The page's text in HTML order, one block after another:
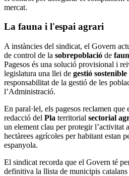
mercat.
La fauna i l'espai agrari
A instàncies del sindicat, el Govern
de control de la sobrepoblació de
Pagesos és una solució provisional i
legislatura una llei de gestió sostenible
responsabilitat de la gestió de les
l’Administració.
En paral·lel, els pagesos reclamen que
redacció del Pla territorial sectorial
un element clau per protegir l’activitat
hectàrees agrícoles per habitant estan
espanyola.
El sindicat recorda que el Govern té
definitiva la llista de municipis catalans